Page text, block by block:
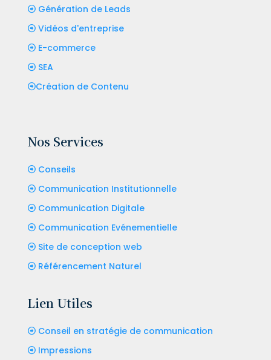
Génération de Leads
Vidéos d'entreprise
E-commerce
SEA
Création de Contenu
Nos Services
Conseils
Communication Institutionnelle
Communication Digitale
Communication Evénementielle
Site de conception web
Référencement Naturel
Lien Utiles
Conseil en stratégie de communication
Impressions